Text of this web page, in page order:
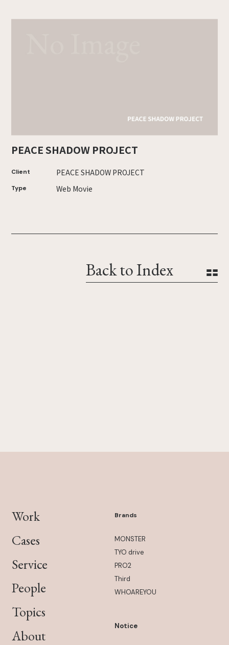
PEACE SHADOW PROJECT
Client PEACE SHADOW PROJECT
Type Web Movie
Back to Index
Work
Cases
Service
People
Topics
About
Brands
MONSTER
TYO drive
PRO2
Third
WHOAREYOU
Notice